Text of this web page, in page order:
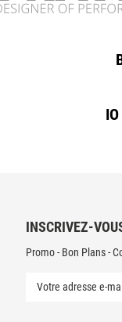
INSCRIVEZ-
Promo - Bon Plans -